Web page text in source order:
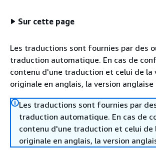
Sur cette page
Les traductions sont fournies par des
traduction automatique. En cas de
contenu d'une traduction et celui de la
originale en anglais, la version anglaise
Les traductions sont fournies par
traduction automatique. En cas de
contenu d'une traduction et celui de
originale en anglais, la version